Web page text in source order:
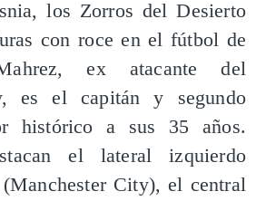
los Zorros del Desierto
con roce en el fútbol de
ex atacante del
es el capitán y segundo
histórico a sus 35 años.
el lateral izquierdo
City), el central